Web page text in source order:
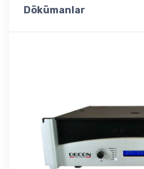
Dökümanlar